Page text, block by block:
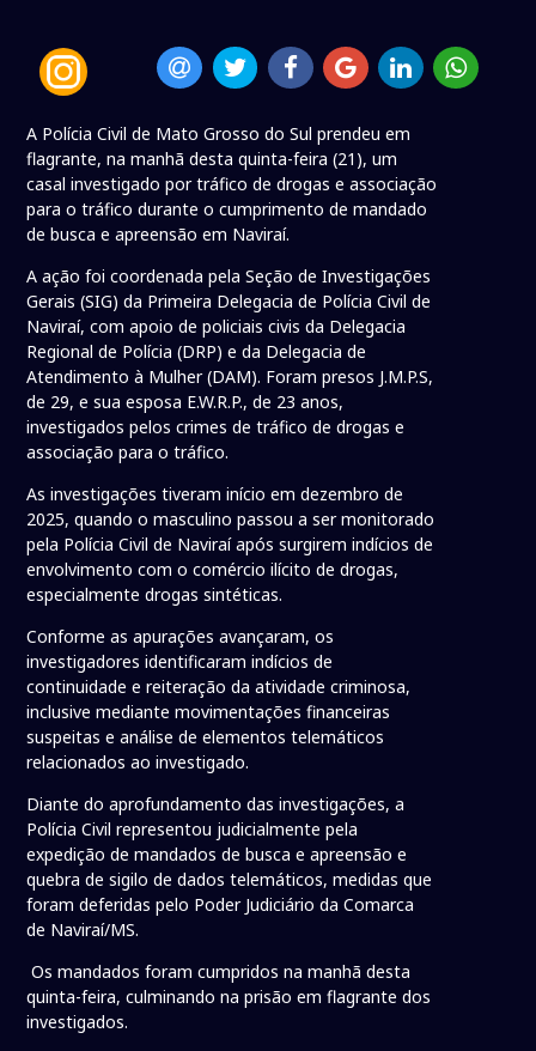
A Polícia Civil de Mato Grosso do Sul prendeu em
flagrante, na manhã desta quinta-feira (21), um
casal investigado por tráfico de drogas e associação
para o tráfico durante o cumprimento de mandado
de busca e apreensão em Naviraí.
A ação foi coordenada pela Seção de Investigações
Gerais (SIG) da Primeira Delegacia de Polícia Civil de
Naviraí, com apoio de policiais civis da Delegacia
Regional de Polícia (DRP) e da Delegacia de
Atendimento à Mulher (DAM). Foram presos J.M.P.S,
de 29, e sua esposa E.W.R.P., de 23 anos,
investigados pelos crimes de tráfico de drogas e
associação para o tráfico.
As investigações tiveram início em dezembro de
2025, quando o masculino passou a ser monitorado
pela Polícia Civil de Naviraí após surgirem indícios de
envolvimento com o comércio ilícito de drogas,
especialmente drogas sintéticas.
Conforme as apurações avançaram, os
investigadores identificaram indícios de
continuidade e reiteração da atividade criminosa,
inclusive mediante movimentações financeiras
suspeitas e análise de elementos telemáticos
relacionados ao investigado.
Diante do aprofundamento das investigações, a
Polícia Civil representou judicialmente pela
expedição de mandados de busca e apreensão e
quebra de sigilo de dados telemáticos, medidas que
foram deferidas pelo Poder Judiciário da Comarca
de Naviraí/MS.
Os mandados foram cumpridos na manhã desta
quinta-feira, culminando na prisão em flagrante dos
investigados.